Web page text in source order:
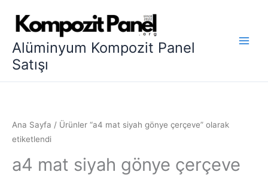
Alüminyum Kompozit Panel
Satışı
Ana Sayfa / Ürünler “a4 mat siyah gönye çerçeve” olarak
etiketlendi
a4 mat siyah gönye çerçeve